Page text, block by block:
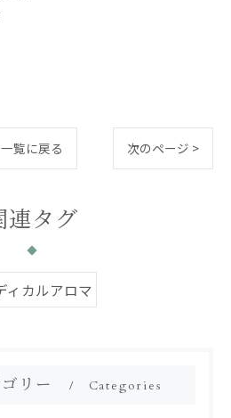
一覧に戻る 次のページ >
連タグ
ィカルアロマ
リー Categories